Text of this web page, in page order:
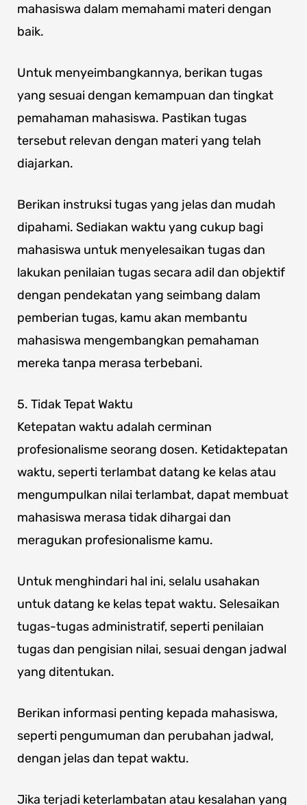
mahasiswa dalam memahami materi dengan
baik.
Untuk menyeimbangkannya, berikan tugas
yang sesuai dengan kemampuan dan tingkat
pemahaman mahasiswa. Pastikan tugas
tersebut relevan dengan materi yang telah
diajarkan.
Berikan instruksi tugas yang jelas dan mudah
dipahami. Sediakan waktu yang cukup bagi
mahasiswa untuk menyelesaikan tugas dan
lakukan penilaian tugas secara adil dan objektif
dengan pendekatan yang seimbang dalam
pemberian tugas, kamu akan membantu
mahasiswa mengembangkan pemahaman
mereka tanpa merasa terbebani.
5. Tidak Tepat Waktu
Ketepatan waktu adalah cerminan
profesionalisme seorang dosen. Ketidaktepatan
waktu, seperti terlambat datang ke kelas atau
mengumpulkan nilai terlambat, dapat membuat
mahasiswa merasa tidak dihargai dan
meragukan profesionalisme kamu.
Untuk menghindari hal ini, selalu usahakan
untuk datang ke kelas tepat waktu. Selesaikan
tugas-tugas administratif, seperti penilaian
tugas dan pengisian nilai, sesuai dengan jadwal
yang ditentukan.
Berikan informasi penting kepada mahasiswa,
seperti pengumuman dan perubahan jadwal,
dengan jelas dan tepat waktu.
Jika terjadi keterlambatan atau kesalahan yang